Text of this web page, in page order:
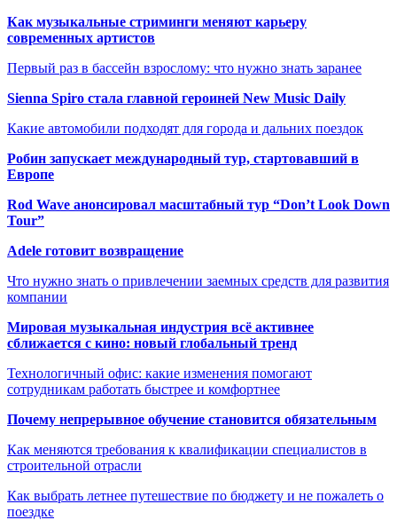
Как музыкальные стриминги меняют карьеру
современных артистов
Первый раз в бассейн взрослому: что нужно знать заранее
Sienna Spiro стала главной героиней New Music Daily
Какие автомобили подходят для города и дальних поездок
Робин запускает международный тур, стартовавший в
Европе
Rod Wave анонсировал масштабный тур “Don’t Look Down
Tour”
Adele готовит возвращение
Что нужно знать о привлечении заемных средств для развития
компании
Мировая музыкальная индустрия всё активнее
сближается с кино: новый глобальный тренд
Технологичный офис: какие изменения помогают
сотрудникам работать быстрее и комфортнее
Почему непрерывное обучение становится обязательным
Как меняются требования к квалификации специалистов в
строительной отрасли
Как выбрать летнее путешествие по бюджету и не пожалеть о
поездке